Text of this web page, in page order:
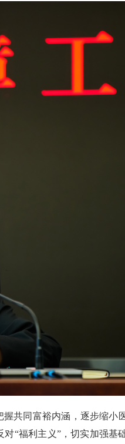
共同富裕内涵，逐步缩小
“福利主义”，切实加强基